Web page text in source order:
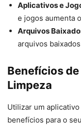
Aplicativos e
e jogos aumenta
Arquivos
arquivos
Benefícios
Limpeza
Utilizar um
benefícios para o